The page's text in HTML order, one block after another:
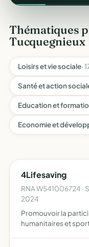
Thématiques
Tucquegnieux
Loisirs et vie sociale·
Santé et action
Education et
Economie et
4Lifesaving
RNA W541006724 ·
2024
Promouvoir la
humanitaires et